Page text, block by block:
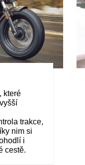
které
trakce,
nim si
i
cestě.